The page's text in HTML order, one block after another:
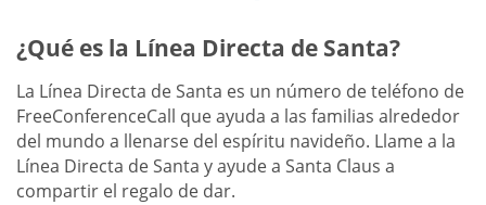
¿Qué es la Línea Directa de Santa?
La Línea Directa de Santa es un número de teléfono de
FreeConferenceCall que ayuda a las familias alrededor
del mundo a llenarse del espíritu navideño. Llame a la
Línea Directa de Santa y ayude a Santa Claus a
compartir el regalo de dar.